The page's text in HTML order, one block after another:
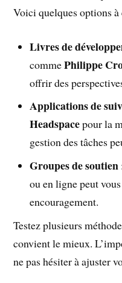
Voici quelques options à
Livres de
commePhilippe
offrir des
Applications de
Headspacepour la
gestion des tâches
Groupes de soutien
ou en ligne peut
encouragement.
Testez plusieurs
convient le mieux.
ne pas hésiter à ajuster